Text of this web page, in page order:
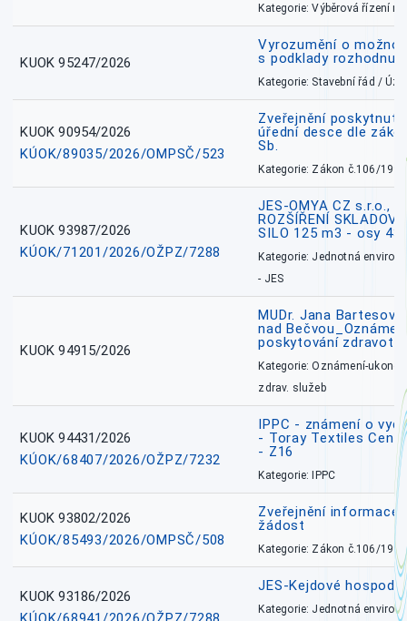
Kategorie: Výběrová řízení
KUOK 95247/2026
Vyrozumění o
s podklady rozhodnutí
Kategorie: Stavební řád /
KUOK 90954/2026
KÚOK/89035/2026/OMPSČ/523
Zveřejnění
úřední desce dle
Sb.
Kategorie: Zákon č.106/1999
KUOK 93987/2026
KÚOK/71201/2026/OŽPZ/7288
JES-OMYA CZ s.r.o.,
ROZŠÍŘENÍ
SILO 125 m3 - osy
Kategorie: Jednotná
- JES
KUOK 94915/2026
MUDr. Jana
nad
poskytování
Kategorie: Oznámení-
zdrav. služeb
KUOK 94431/2026
KÚOK/68407/2026/OŽPZ/7232
IPPC - známení o
- Toray Textiles
- Z16
Kategorie: IPPC
KUOK 93802/2026
KÚOK/85493/2026/OMPSČ/508
Zveřejnění informace
žádost
Kategorie: Zákon č.106/1999
KUOK 93186/2026
JES-Kejdové
Kategorie: Jednotná